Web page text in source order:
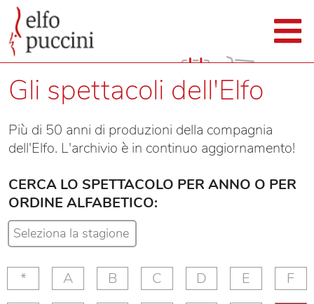
Gli spettacoli dell'Elfo
Più di 50 anni di produzioni della compagnia
dell'Elfo. L'archivio è in continuo aggiornamento!
CERCA LO SPETTACOLO PER ANNO O PER
ORDINE ALFABETICO:
* A B C D E
F